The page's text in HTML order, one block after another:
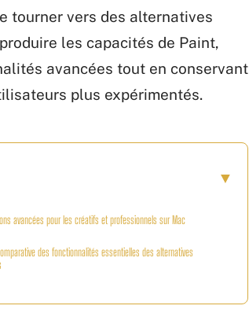
tourner vers des alternatives
les capacités de Paint,
avancées tout en conservant
plus expérimentés.
avancées pour les créatifs et professionnels sur Mac
des fonctionnalités essentielles des alternatives